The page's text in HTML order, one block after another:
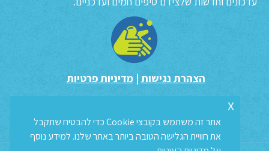
הצהרת נגישות | מדיניות פרטיות
אתר זה משתמש בקובצי Cookie כדי להבטיח שתקבל
את חוויית הגלישה הטובה ביותר באתר שלנו. למידע נוסף
x